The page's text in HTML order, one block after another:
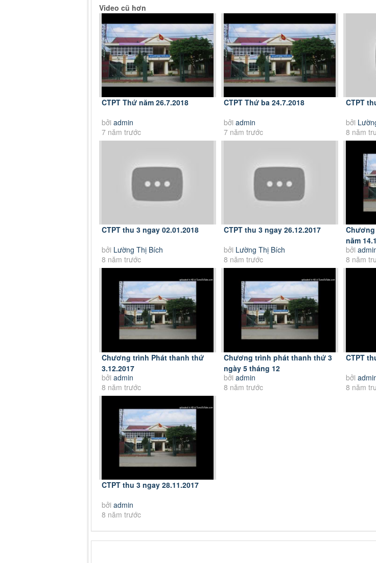
Video cũ hơn
CTPT Thứ năm 26.7.2018
bởi admin
7 năm trước
CTPT Thứ ba 24.7.2018
bởi admin
7 năm trước
CTPT
bởi
8 năm
CTPT thu 3 ngay 02.01.2018
bởi Lường Thị Bích
8 năm trước
CTPT thu 3 ngay 26.12.2017
bởi Lường Thị Bích
8 năm trước
năm
bởi
8 năm
Chương trình Phát thanh thứ
3.12.2017
bởi admin
8 năm trước
Chương trình phát thanh thứ 3
ngày 5 tháng 12
bởi admin
8 năm trước
CTPT
bởi
8 năm
CTPT thu 3 ngay 28.11.2017
bởi admin
8 năm trước